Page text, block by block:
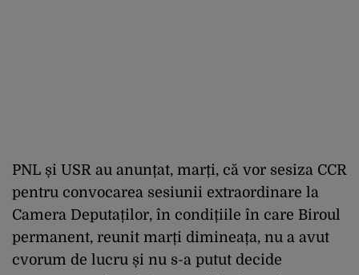
PNL și USR au anunțat, marți, că vor sesiza CCR
pentru convocarea sesiunii extraordinare la
Camera Deputaților, în condițiile în care Biroul
permanent, reunit marți dimineața, nu a avut
cvorum de lucru și nu s-a putut decide